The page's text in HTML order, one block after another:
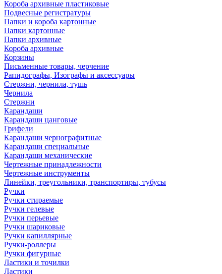
Короба архивные пластиковые
Подвесные регистратуры
Папки и короба картонные
Папки картонные
Папки архивные
Короба архивные
Корзины
Письменные товары, черчение
Рапидографы, Изографы и аксессуары
Стержни, чернила, тушь
Чернила
Стержни
Карандаши
Карандаши цанговые
Грифели
Карандаши чернографитные
Карандаши специальные
Карандаши механические
Чертежные принадлежности
Чертежные инструменты
Линейки, треугольники, транспортиры, тубусы
Ручки
Ручки стираемые
Ручки гелевые
Ручки перьевые
Ручки шариковые
Ручки капиллярные
Ручки-роллеры
Ручки фигурные
Ластики и точилки
Ластики